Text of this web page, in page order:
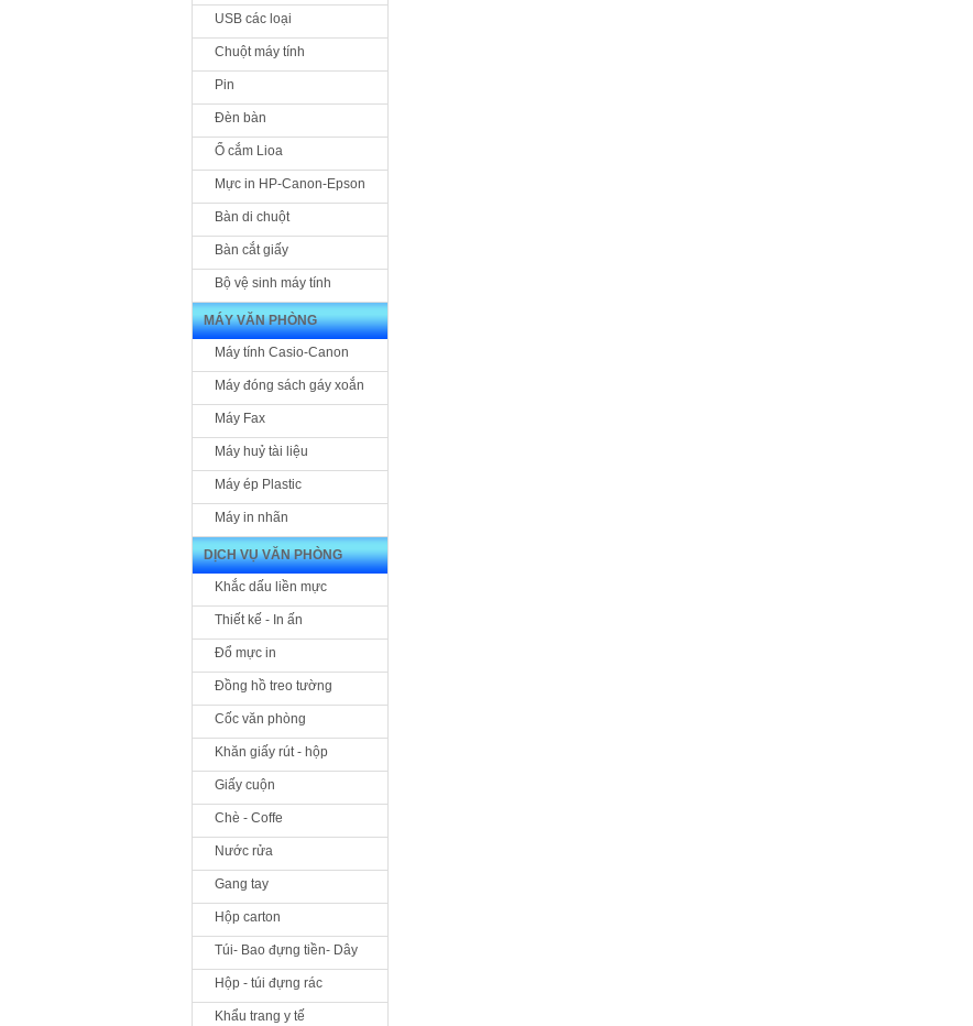
USB các loại
Chuột máy tính
Pin
Đèn bàn
Ổ cắm Lioa
Mực in HP-Canon-Epson
Bàn di chuột
Bàn cắt giấy
Bộ vệ sinh máy tính
MÁY VĂN PHÒNG
Máy tính Casio-Canon
Máy đóng sách gáy xoắn
Máy Fax
Máy huỷ tài liệu
Máy ép Plastic
Máy in nhãn
DỊCH VỤ VĂN PHÒNG
Khắc dấu liền mực
Thiết kế - In ấn
Đổ mực in
Đồng hồ treo tường
Cốc văn phòng
Khăn giấy rút - hộp
Giấy cuộn
Chè - Coffe
Nước rửa
Gang tay
Hộp carton
Túi- Bao đựng tiền- Dây
Hộp - túi đựng rác
Khẩu trang y tế